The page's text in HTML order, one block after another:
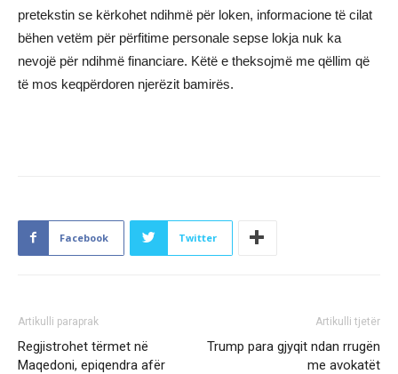
pretekstin se kërkohet ndihmë për loken, informacione të cilat
bëhen vetëm për përfitime personale sepse lokja nuk ka
nevojë për ndihmë financiare. Këtë e theksojmë me qëllim që
të mos keqpërdoren njerëzit bamirës.
Facebook Twitter
Artikulli paraprak
Regjistrohet tërmet në
Maqedoni, epiqendra afër
Artikulli tjetër
Trump para gjyqit ndan rrugën
me avokatët